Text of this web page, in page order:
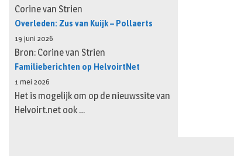
Corine van Strien
Overleden: Zus van Kuijk – Pollaerts
19 juni 2026
Bron: Corine van Strien
Familieberichten op HelvoirtNet
1 mei 2026
Het is mogelijk om op de nieuwssite van
Helvoirt.net ook …